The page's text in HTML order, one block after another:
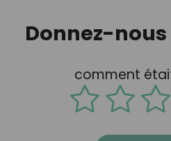
Donnez-
comment